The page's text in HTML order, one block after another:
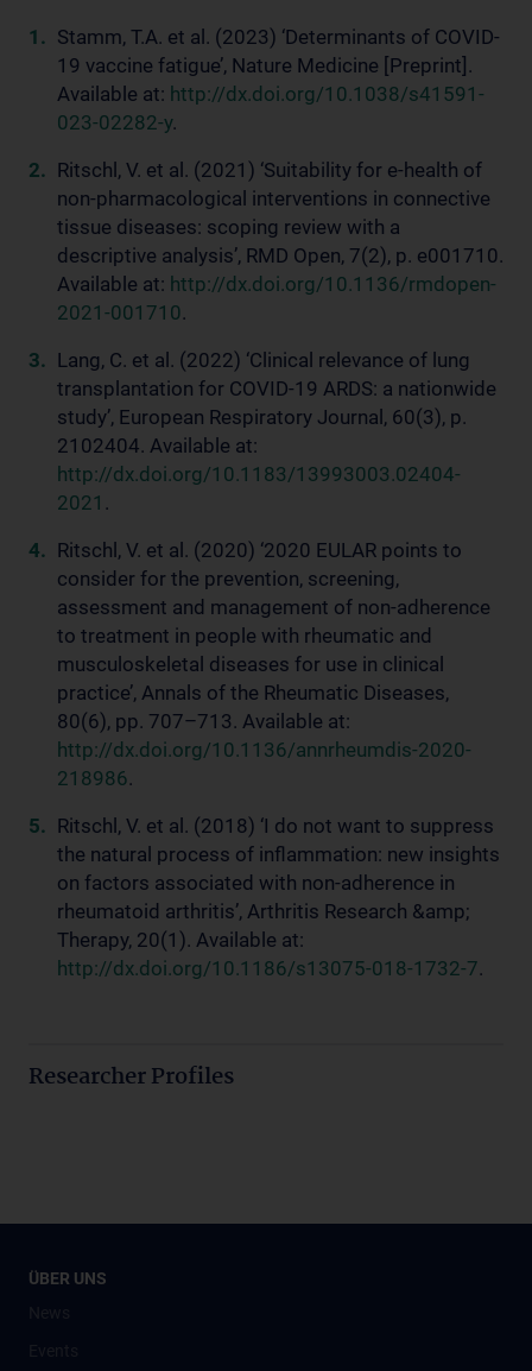
Stamm, T.A. et al. (2023) ‘Determinants of COVID-
19 vaccine fatigue’, Nature Medicine [Preprint].
Available at: http://dx.doi.org/10.1038/s41591-
023-02282-y.
Ritschl, V. et al. (2021) ‘Suitability for e-health of
non-pharmacological interventions in connective
tissue diseases: scoping review with a
descriptive analysis’, RMD Open, 7(2), p. e001710.
Available at: http://dx.doi.org/10.1136/rmdopen-
2021-001710.
Lang, C. et al. (2022) ‘Clinical relevance of lung
transplantation for COVID-19 ARDS: a nationwide
study’, European Respiratory Journal, 60(3), p.
2102404. Available at:
http://dx.doi.org/10.1183/13993003.02404-
2021 .
Ritschl, V. et al. (2020) ‘2020 EULAR points to
consider for the prevention, screening,
assessment and management of non-adherence
to treatment in people with rheumatic and
musculoskeletal diseases for use in clinical
practice’, Annals of the Rheumatic Diseases,
80(6), pp. 707–713. Available at:
http://dx.doi.org/10.1136/annrheumdis-2020-
218986.
Ritschl, V. et al. (2018) ‘I do not want to suppress
the natural process of inflammation: new insights
on factors associated with non-adherence in
rheumatoid arthritis’, Arthritis Research &amp;
Therapy, 20(1). Available at:
http://dx.doi.org/10.1186/s13075-018-1732-7.
Researcher Profiles
ÜBER UNS